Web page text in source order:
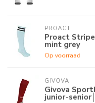
PROACT
Proact
mint grey
Op voorraad
GIVOVA
Givova
junior-